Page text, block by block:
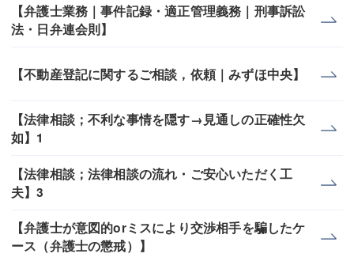
【弁護士業務｜事件記録・適正管理義務｜刑事訴訟
法・日弁連会則】
【不動産登記に関するご相談，依頼｜みずほ中央】
【法律相談；不利な事情を隠す→見通しの正確性欠
如】1
【法律相談；法律相談の流れ・ご安心いただく工
夫】3
【弁護士が意図的orミスにより交渉相手を騙したケ
ース（弁護士の懲戒）】